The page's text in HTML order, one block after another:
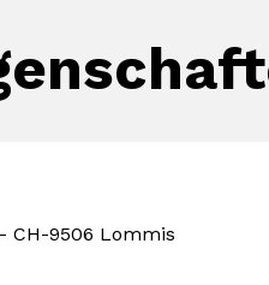
CH-9506 Lommis